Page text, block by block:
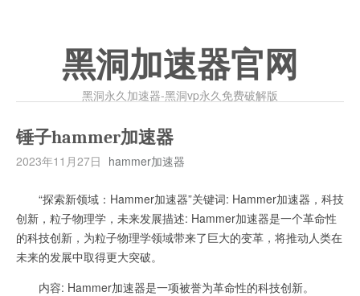
黑洞加速器官网
黑洞永久加速器-黑洞vp永久免费破解版
锤子hammer加速器
2023年11月27日 hammer加速器
“探索新领域：Hammer加速器”关键词: Hammer加速器，科技
创新，粒子物理学，未来发展描述: Hammer加速器是一个革命性
的科技创新，为粒子物理学领域带来了巨大的变革，将推动人类在
未来的发展中取得更大突破。
内容: Hammer加速器是一项被誉为革命性的科技创新。